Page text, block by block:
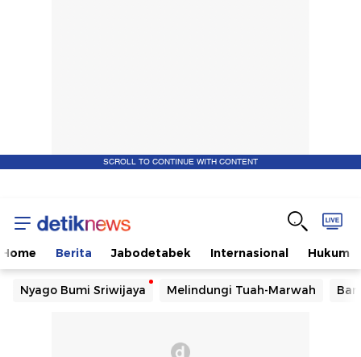
SCROLL TO CONTINUE WITH CONTENT
Home Berita Jabodetabek Internasional Hukum
Nyago Bumi Sriwijaya Melindungi Tuah-Marwah